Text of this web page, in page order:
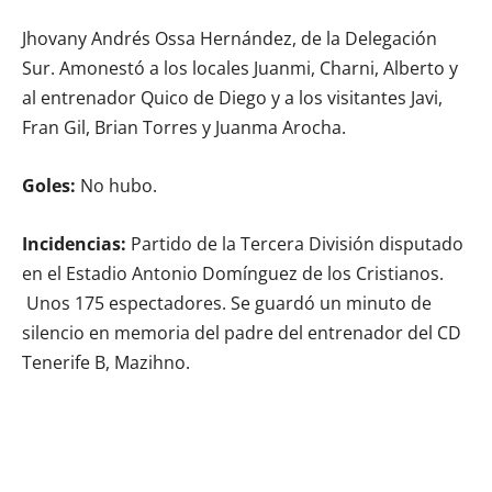
Jhovany Andrés Ossa Hernández, de la Delegación
Sur. Amonestó a los locales Juanmi, Charni, Alberto y
al entrenador Quico de Diego y a los visitantes Javi,
Fran Gil, Brian Torres y Juanma Arocha.
Goles: No hubo.
Incidencias: Partido de la Tercera División disputado
en el Estadio Antonio Domínguez de los Cristianos.
Unos 175 espectadores. Se guardó un minuto de
silencio en memoria del padre del entrenador del CD
Tenerife B, Mazihno.